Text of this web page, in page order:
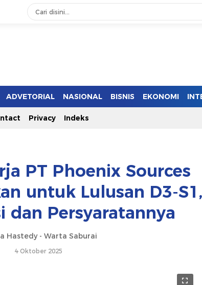
ADVETORIAL NASIONAL BISNIS EKONOMI
Privacy Indeks
PT Phoenix Sources
untuk Lulusan D3-S1,
dan Persyaratannya
Hastedy - Warta Saburai
4 Oktober 2025